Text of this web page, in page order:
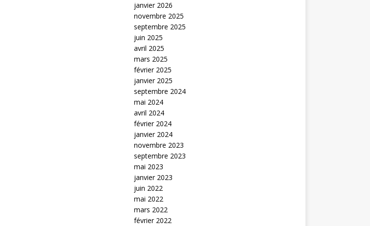
janvier 2026
novembre 2025
septembre 2025
juin 2025
avril 2025
mars 2025
février 2025
janvier 2025
septembre 2024
mai 2024
avril 2024
février 2024
janvier 2024
novembre 2023
septembre 2023
mai 2023
janvier 2023
juin 2022
mai 2022
mars 2022
février 2022